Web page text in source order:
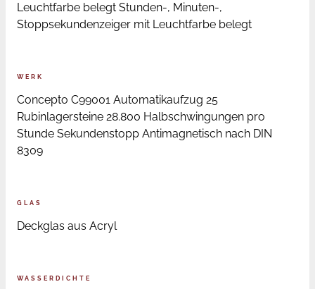
Leuchtfarbe belegt Stunden-, Minuten-,
Stoppsekundenzeiger mit Leuchtfarbe belegt
WERK
Concepto C99001 Automatikaufzug 25
Rubinlagersteine 28.800 Halbschwingungen pro
Stunde Sekundenstopp Antimagnetisch nach DIN
8309
GLAS
Deckglas aus Acryl
WASSERDICHTE